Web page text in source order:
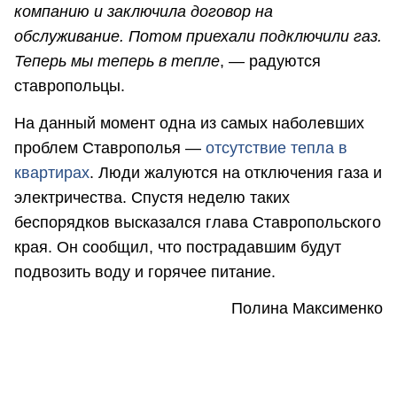
компанию и заключила договор на
обслуживание. Потом приехали подключили газ.
Теперь мы теперь в тепле, — радуются
ставропольцы.
На данный момент одна из самых наболевших
проблем Ставрополья — отсутствие тепла в
квартирах. Люди жалуются на отключения газа и
электричества. Спустя неделю таких
беспорядков высказался глава Ставропольского
края. Он сообщил, что пострадавшим будут
подвозить воду и горячее питание.
Полина Максименко